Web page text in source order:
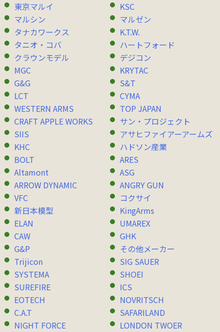
東京マルイ
KSC
マルシン
マルゼン
タナカワークス
K.T.W.
タニオ・コバ
ハートフォード
クラウンモデル
デジコン
MGC
KRYTAC
G&G
S&T
LCT
CYMA
WESTERN ARMS
TOP JAPAN
CRAFT APPLE WORKS
サン・プロジェクト
SIIS
アサヒファイアーアームズ
KHC
ハドソン産業
BOLT
ARES
Altamont
ASG
ARROW DYNAMIC
ANGRY GUN
VFC
コクサイ
新日本模型
KingArms
ELAN
UMAREX
CAW
GHK
G&P
その他メーカー
Trijicon
SIG SAUER
SYSTEMA
SHOEI
SUREFIRE
ICS
EOTECH
NOVRITSCH
C.A.T
SAFARILAND
NIGHT FORCE
LONDON TWOER